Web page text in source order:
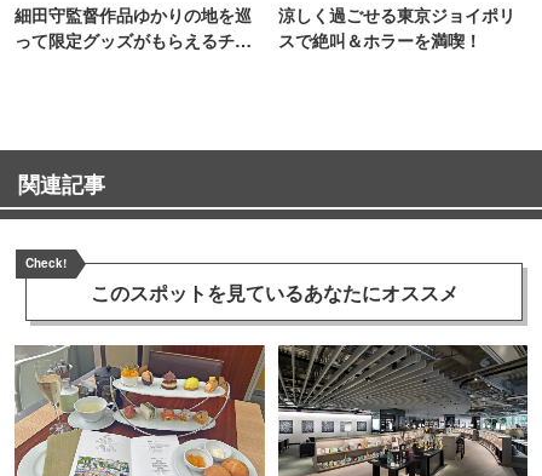
細田守監督作品ゆかりの地を巡
って限定グッズがもらえるチャ
涼しく過ごせる東京ジョイポリ
スで絶叫＆ホラーを満喫！
関連記事
Check!
このスポットを見ているあなたにオススメ